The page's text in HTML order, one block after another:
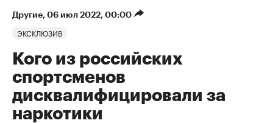
Другие⁠, 06 июл 2022, 00:00
ЭКСКЛЮЗИВ
Кого из российских
спортсменов
дисквалифицировали за
наркотики